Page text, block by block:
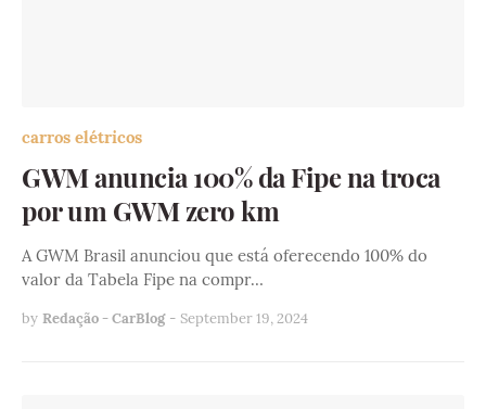
carros elétricos
GWM anuncia 100% da Fipe na troca
por um GWM zero km
A GWM Brasil anunciou que está oferecendo 100% do
valor da Tabela Fipe na compr…
by Redação - CarBlog - September 19, 2024